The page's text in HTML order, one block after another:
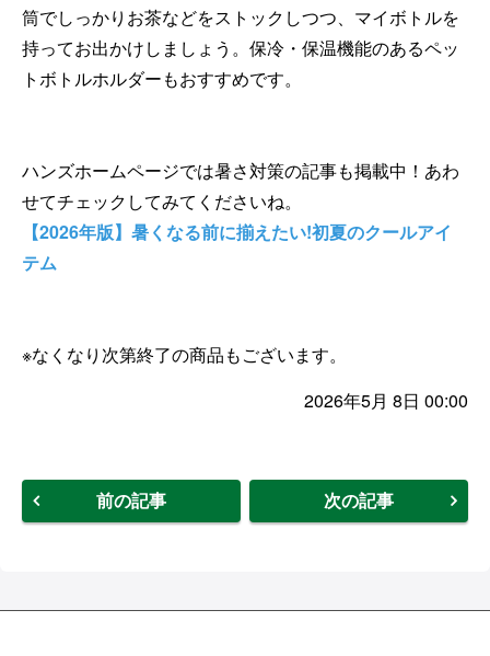
筒でしっかりお茶などをストックしつつ、マイボトルを
持ってお出かけしましょう。保冷・保温機能のあるペッ
トボトルホルダーもおすすめです。
ハンズホームページでは暑さ対策の記事も掲載中！あわ
せてチェックしてみてくださいね。
【2026年版】暑くなる前に揃えたい!初夏のクールアイ
テム
※なくなり次第終了の商品もございます。
2026年5月 8日 00:00
前の記事 次の記事